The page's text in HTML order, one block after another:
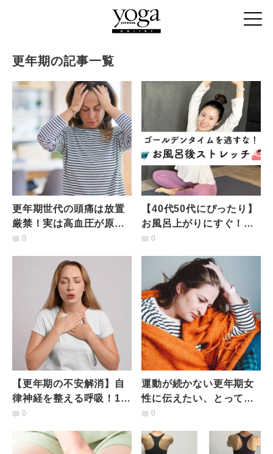
更年期の記事一覧
更年期世代の頭痛は放置
厳禁！実は高血圧が原
因？更年期の頭痛と高血
医師が解説
0
【40代50代にぴったり】
お風呂上がりにすぐ！で
痩せやすい体に「ゴール
0
【更年期の不安解消】自
律神経を整える呼吸！10
秒で不安が消える「パワ
0
運動が続かない更年期女
性に伝えたい、とってお
きの方法｜更年期の運動
0